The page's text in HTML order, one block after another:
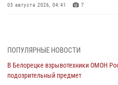
03 августа 2026, 04:41 7
03 августа 2026, 04:30 8
В Башкирии росгвардейцы провели
открытом воздухе
ПОПУЛЯРНЫЕ НОВОСТИ
В Белорецке взрывотехники ОМОН
подозрительный предмет